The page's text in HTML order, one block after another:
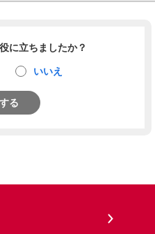
に立ちましたか？
いいえ
る